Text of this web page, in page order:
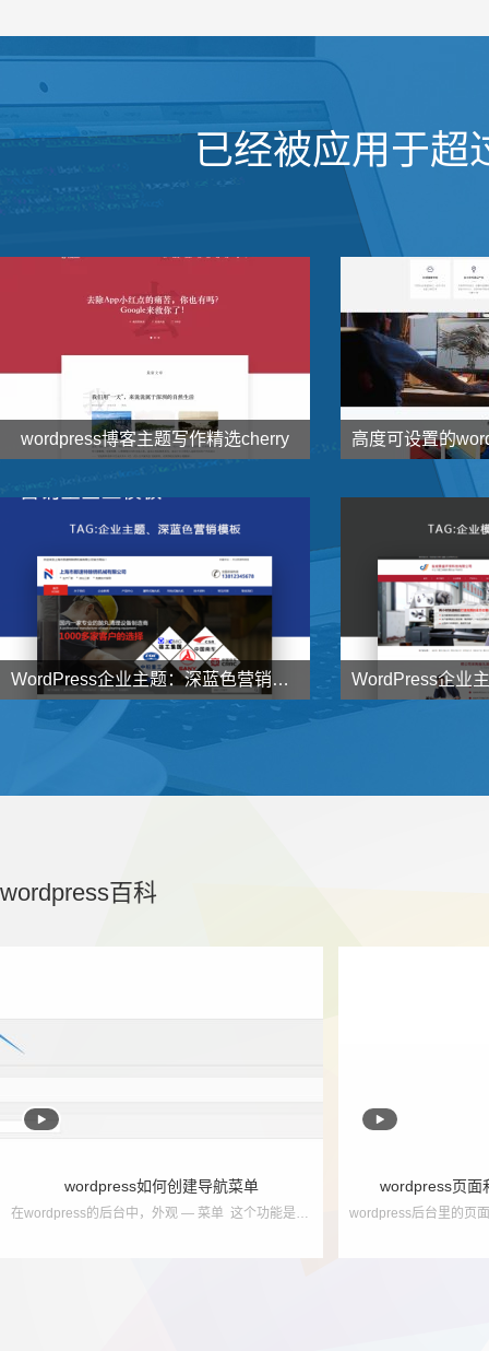
已经被应用于超
wordpress博客主题写作精选cherry
 138 元 了解详情  1000
WordPress企业主题：深蓝色营销型企业主题NstTheme发布
998 了解详情
wordpress百科

wordpress如何创建导航菜单
在wordpress的后台中，外观 — 菜单 这个功能是用来创建导航菜单使用的！ 如果说，你的wordpress后台没有 外观 — 菜单，只能说明，您使用的主题并没有...

wordpress页面